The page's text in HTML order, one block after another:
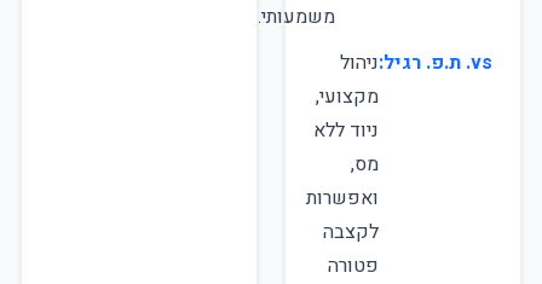
משמעותי.
vs. ת.פ. רגיל:
ניהול
מקצועי,
ניוד ללא
מס,
ואפשרות
לקצבה
פטורה